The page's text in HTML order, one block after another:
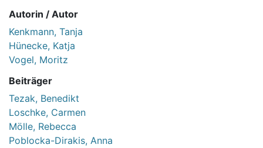
Autorin / Autor
Kenkmann, Tanja
Hünecke, Katja
Vogel, Moritz
Beiträger
Tezak, Benedikt
Loschke, Carmen
Mölle, Rebecca
Poblocka-Dirakis, Anna